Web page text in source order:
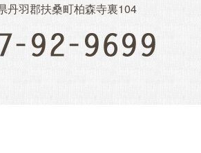
羽郡扶桑町柏森寺裏104